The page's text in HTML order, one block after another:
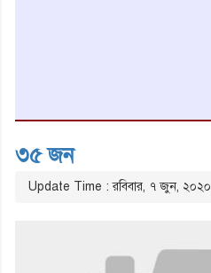
৩৫ জন
Update Time : রবিবার, ৭ জুন, ২০২০